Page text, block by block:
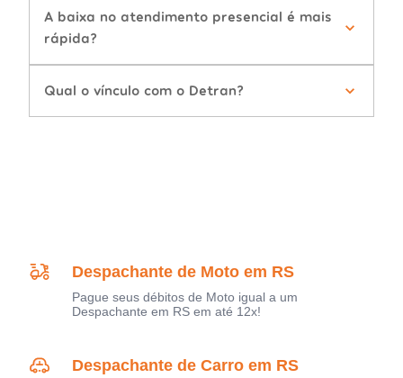
A baixa no atendimento presencial é mais
rápida?
Qual o vínculo com o Detran?
Despachante de Moto em RS
Pague seus débitos de Moto igual a um
Despachante em RS em até 12x!
Despachante de Carro em RS